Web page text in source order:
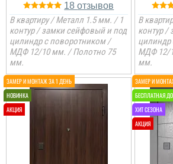
18
В квартиру / Металл 1.5 мм. / 1
контур / замки сейфовый и под
цилиндр с поворотником /
МДФ 12/10 мм. / Полотно 75
мм.
В
контур /
цилиндр
МДФ 12/
мм.